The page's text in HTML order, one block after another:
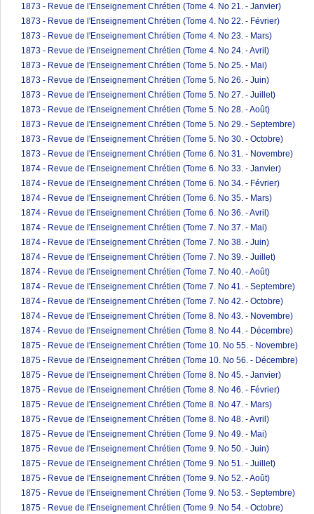
1873 - Revue de l'Enseignement Chrétien (Tome 4. No 21. - Janvier)
1873 - Revue de l'Enseignement Chrétien (Tome 4. No 22. - Février)
1873 - Revue de l'Enseignement Chrétien (Tome 4. No 23. - Mars)
1873 - Revue de l'Enseignement Chrétien (Tome 4. No 24. - Avril)
1873 - Revue de l'Enseignement Chrétien (Tome 5. No 25. - Mai)
1873 - Revue de l'Enseignement Chrétien (Tome 5. No 26. - Juin)
1873 - Revue de l'Enseignement Chrétien (Tome 5. No 27. - Juillet)
1873 - Revue de l'Enseignement Chrétien (Tome 5. No 28. - Août)
1873 - Revue de l'Enseignement Chrétien (Tome 5. No 29. - Septembre)
1873 - Revue de l'Enseignement Chrétien (Tome 5. No 30. - Octobre)
1873 - Revue de l'Enseignement Chrétien (Tome 6. No 31. - Novembre)
1874 - Revue de l'Enseignement Chrétien (Tome 6. No 33. - Janvier)
1874 - Revue de l'Enseignement Chrétien (Tome 6. No 34. - Février)
1874 - Revue de l'Enseignement Chrétien (Tome 6. No 35. - Mars)
1874 - Revue de l'Enseignement Chrétien (Tome 6. No 36. - Avril)
1874 - Revue de l'Enseignement Chrétien (Tome 7. No 37. - Mai)
1874 - Revue de l'Enseignement Chrétien (Tome 7. No 38. - Juin)
1874 - Revue de l'Enseignement Chrétien (Tome 7. No 39. - Juillet)
1874 - Revue de l'Enseignement Chrétien (Tome 7. No 40. - Août)
1874 - Revue de l'Enseignement Chrétien (Tome 7. No 41. - Septembre)
1874 - Revue de l'Enseignement Chrétien (Tome 7. No 42. - Octobre)
1874 - Revue de l'Enseignement Chrétien (Tome 8. No 43. - Novembre)
1874 - Revue de l'Enseignement Chrétien (Tome 8. No 44. - Décembre)
1875 - Revue de l'Enseignement Chrétien (Tome 10. No 55. - Novembre)
1875 - Revue de l'Enseignement Chrétien (Tome 10. No 56. - Décembre)
1875 - Revue de l'Enseignement Chrétien (Tome 8. No 45. - Janvier)
1875 - Revue de l'Enseignement Chrétien (Tome 8. No 46. - Février)
1875 - Revue de l'Enseignement Chrétien (Tome 8. No 47. - Mars)
1875 - Revue de l'Enseignement Chrétien (Tome 8. No 48. - Avril)
1875 - Revue de l'Enseignement Chrétien (Tome 9. No 49. - Mai)
1875 - Revue de l'Enseignement Chrétien (Tome 9. No 50. - Juin)
1875 - Revue de l'Enseignement Chrétien (Tome 9. No 51. - Juillet)
1875 - Revue de l'Enseignement Chrétien (Tome 9. No 52. - Août)
1875 - Revue de l'Enseignement Chrétien (Tome 9. No 53. - Septembre)
1875 - Revue de l'Enseignement Chrétien (Tome 9. No 54. - Octobre)